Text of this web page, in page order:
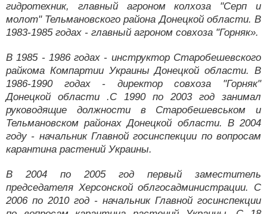
гидротехник, главный агроном колхоза "Серп и
молот" Тельмановского района Донецкой области. В
1983-1985 годах - главный агроном совхоза "Горняк».
В 1985 - 1986 годах - инструктор Старобешевского
райкома Компартии Украины Донецкой области. В
1986-1990 годах - директор совхоза "Горняк"
Донецкой области .С 1990 по 2003 год занимал
руководящие должности в Старобешевськом и
Тельмановском районах Донецкой области. В 2004
году - начальник Главной госинспекции по вопросам
карантина растений Украины.
В 2004 по 2005 год первый заместитель
председателя Херсонской облгосадминистрации. С
2006 по 2010 год - начальник Главной госинспекции